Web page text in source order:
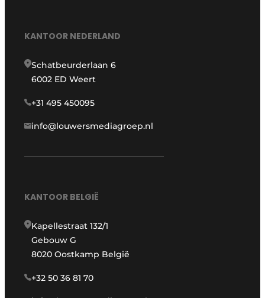
KANTOOR NEDERLAND
Schatbeurderlaan 6
6002 ED Weert
+31 495 450095
info@louwersmediagroep.nl
KANTOOR BELGIË
Kapellestraat 132/1
Gebouw G
8020 Oostkamp België
+32 50 36 81 70